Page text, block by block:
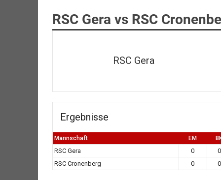
RSC Gera vs RSC
RSC Gera
Ergebnisse
Mannschaft EM
RSC Gera 0 0
RSC Cronenberg
0 0